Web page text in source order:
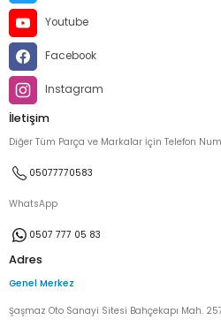
Youtube
Facebook
Instagram
İletişim
Diğer Tüm Parça ve Markalar İçin Telefon
05077770583
WhatsApp
0507 777 05 83
Adres
Genel Merkez
Şaşmaz Oto Sanayi Sitesi Bahçekapı Mah.